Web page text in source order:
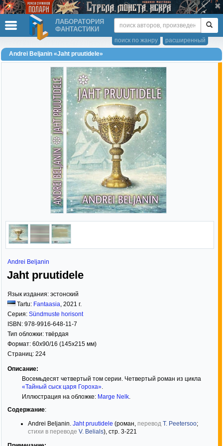
ЛАБОРАТОРИЯ
ФАНТАСТИКИ
расширенный
поиск по жанру
Andrei Beljanin «Jaht pruutidele»
Andrei Beljanin
Jaht pruutidele
Язык издания: эстонский
Tartu: Fantaasia, 2021 г.
Серия: Sündmuste horisont
ISBN: 978-9916-648-11-7
Тип обложки: твёрдая
Формат: 60x90/16 (145x215 мм)
Страниц: 224
Описание:
Восемьдесят четвертый том серии. Четвертый роман из цикла
«Тайный сыск царя Гороха».
Иллюстрация на обложке: Marge Nelk.
Содержание:
Andrei Beljanin. Jaht pruutidele (роман, перевод T. Peetersoo;
стихи в переводе V. Belials), стр. 3-221